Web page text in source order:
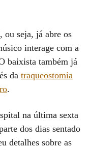
ou seja, já abre os
interage com a
baixista também já
da traqueostomia
.
na última sexta
dos dias sentado
detalhes sobre as